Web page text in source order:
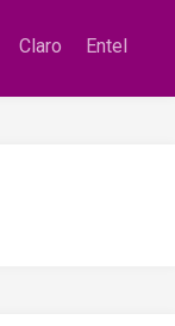
Claro Entel